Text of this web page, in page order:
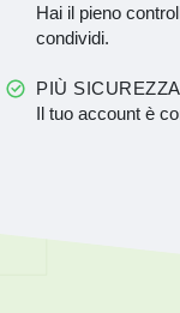
Hai il pieno
condividi.
PIÙ SICUREZZA
Il tuo account è